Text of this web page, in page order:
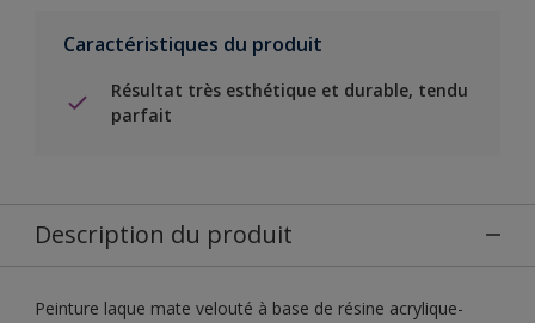
Caractéristiques du produit
Résultat très esthétique et durable, tendu
parfait
Description du produit
Peinture laque mate velouté à base de résine acrylique-